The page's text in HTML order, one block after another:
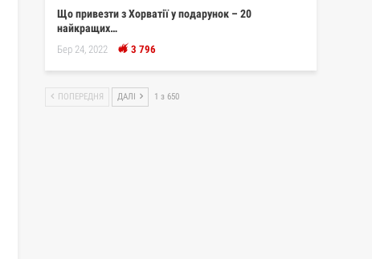
Що привезти з Хорватії у подарунок – 20
найкращих…
Бер 24, 2022 3 796
ПОПЕРЕДНЯ ДАЛІ 1 з 650